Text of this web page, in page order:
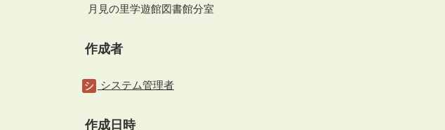
月見の里学遊館図書館分室
作成者
システム管理者
作成日時